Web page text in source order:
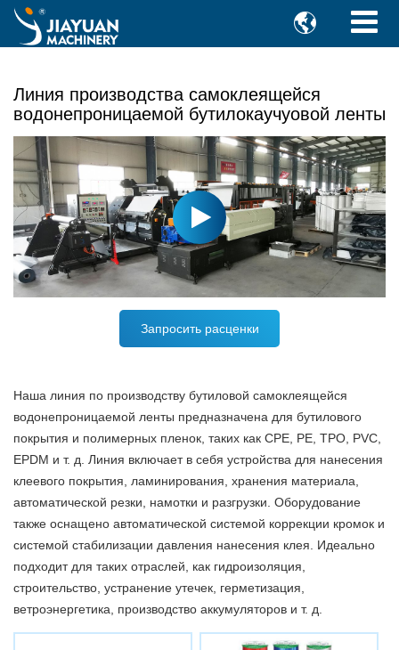

Линия производства самоклеящейся
водонепроницаемой бутилокаучуовой ленты
Запросить расценки
Наша линия по производству бутиловой самоклеящейся
водонепроницаемой ленты предназначена для бутилового
покрытия и полимерных пленок, таких как CPE, PE, TPO, PVC,
EPDM и т. д. Линия включает в себя устройства для нанесения
клеевого покрытия, ламинирования, хранения материала,
автоматической резки, намотки и разгрузки. Оборудование
также оснащено автоматической системой коррекции кромок и
системой стабилизации давления нанесения клея. Идеально
подходит для таких отраслей, как гидроизоляция,
строительство, устранение утечек, герметизация,
ветроэнергетика, производство аккумуляторов и т. д.